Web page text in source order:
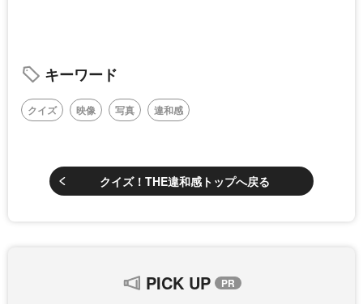
キーワード
クイズ 映像 写真 違和感
クイズ！THE違和感トップへ戻る
PICK UP